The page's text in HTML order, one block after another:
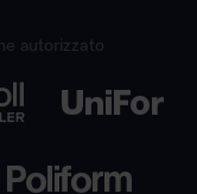
autorizzato